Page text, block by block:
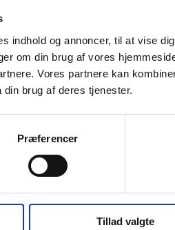
indhold og annoncer, til at vise
om din brug af vores
Vores partnere kan
brug af deres tjenester.
Præferencer
Tillad valgte